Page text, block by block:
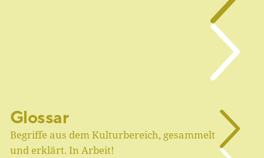
Glossar
Begriffe aus dem Kulturbereich, gesammelt
und erklärt. In Arbeit!